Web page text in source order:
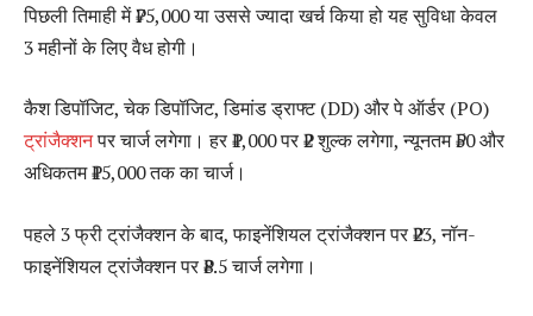
पिछली तिमाही में ₹75,000 या उससे ज्यादा खर्च किया हो यह सुविधा केवल
3 महीनों के लिए वैध होगी।
कैश डिपॉजिट, चेक डिपॉजिट, डिमांड ड्राफ्ट (DD) और पे ऑर्डर (PO)
ट्रांजैक्शनपर चार्ज लगेगा। हर ₹1,000 पर ₹2 शुल्क लगेगा, न्यूनतम ₹50 और
अधिकतम ₹15,000 तक का चार्ज।
पहले 3 फ्री ट्रांजैक्शन के बाद, फाइनेंशियल ट्रांजैक्शन पर ₹23, नॉन-
फाइनेंशियल ट्रांजैक्शन पर ₹8.5 चार्ज लगेगा।